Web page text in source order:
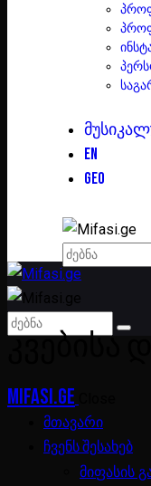
EN
GEO
ᲙᲕᲔᲑᲘᲡᲐ
Mifasi.ge
მთავარი
ჩვენს შესახებ
მიფასის